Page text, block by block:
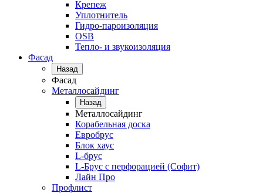
Крепеж
Уплотнитель
Гидро-пароизоляция
OSB
Тепло- и звукоизоляция
Фасад
Назад
Фасад
Металлосайдинг
Назад
Металлосайдинг
Корабельная доска
Евробрус
Блок хаус
L-брус
L-Брус с перфорацией (Софит)
Лайн Про
Профлист